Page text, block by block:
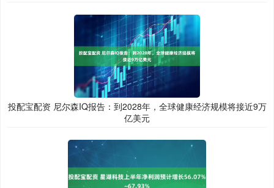
投配宝配资 尼尔森IQ报告：到2028年，全球健康经济规模将接近9万
亿美元